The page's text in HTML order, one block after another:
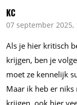
KC
07 september 2025,
Als je hier kritisch
krijgen, ben je
moet ze kennelijk
Maar ik heb er niks
krijgen, ook hier